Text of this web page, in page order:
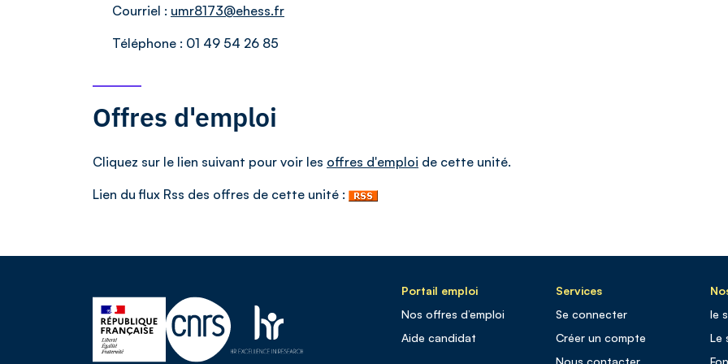
Courriel : umr8173@ehess.fr
Téléphone : 01 49 54 26 85
Offres d'emploi
Cliquez sur le lien suivant pour voir les offres d'emploi de cette unité.
Lien du flux Rss des offres de cette unité :
Portail emploi
Nos offres d’emploi
Aide candidat
Services
Se connecter
Créer un compte
Nous contacter
le
Le